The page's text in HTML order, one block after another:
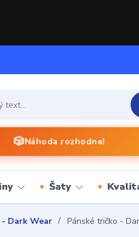
🎲Náhoda rozhodne!
Šaty
Dark Wear Pánské tričko -